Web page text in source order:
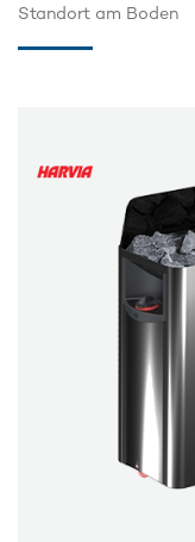
Standort am Boden